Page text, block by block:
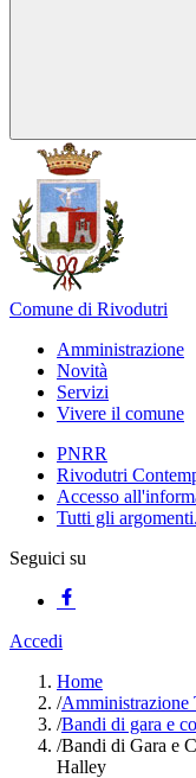
Comune di Rivodutri
Amministrazione
Novità
Servizi
Vivere il comune
PNRR
Rivodutri
Accesso
Tutti gli
Seguici su
Accedi
Home
/Amministrazione
/Bandi di gara e
/Bandi di Gara e
Halley